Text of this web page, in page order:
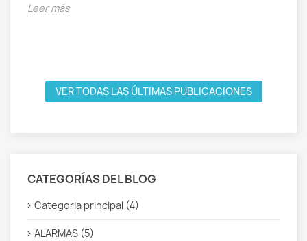
Leer más
VER TODAS LAS ÚLTIMAS PUBLICACIONES
CATEGORÍAS DEL BLOG
Categoria principal (4)
ALARMAS (5)